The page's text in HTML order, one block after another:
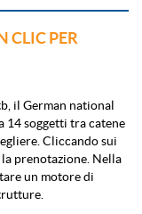
CLIC PER
il German national
14 soggetti tra catene
Cliccando sui
prenotazione. Nella
un motore di